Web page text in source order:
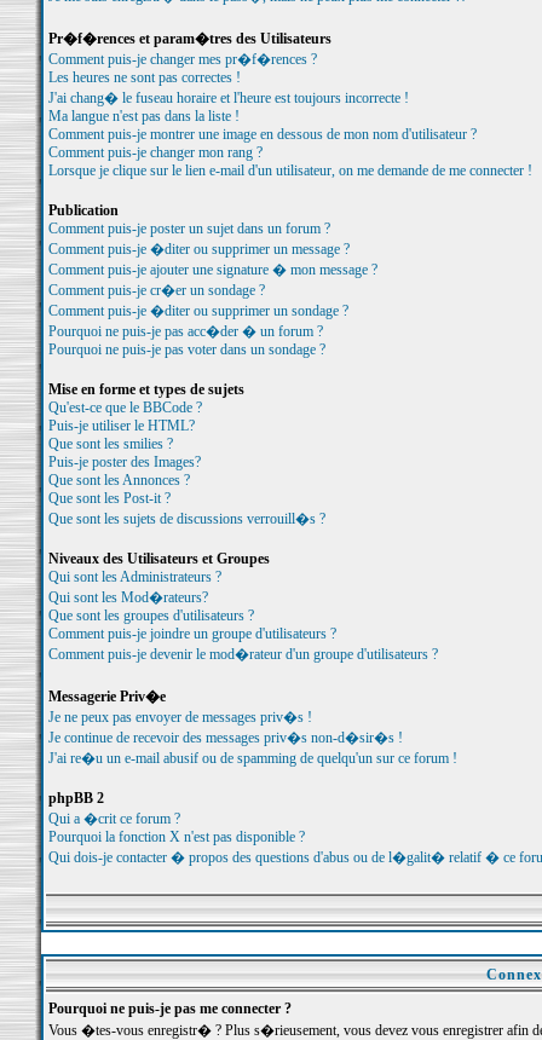
Pr�f�rences et param�tres des Utilisateurs
Comment puis-je changer mes pr�f�rences ?
Les heures ne sont pas correctes !
J'ai chang� le fuseau horaire et l'heure est toujours incorrecte !
Ma langue n'est pas dans la liste !
Comment puis-je montrer une image en dessous de mon nom d'utilisateur ?
Comment puis-je changer mon rang ?
Lorsque je clique sur le lien e-mail d'un utilisateur, on me demande de me connecter !
Publication
Comment puis-je poster un sujet dans un forum ?
Comment puis-je �diter ou supprimer un message ?
Comment puis-je ajouter une signature � mon message ?
Comment puis-je cr�er un sondage ?
Comment puis-je �diter ou supprimer un sondage ?
Pourquoi ne puis-je pas acc�der � un forum ?
Pourquoi ne puis-je pas voter dans un sondage ?
Mise en forme et types de sujets
Qu'est-ce que le BBCode ?
Puis-je utiliser le HTML?
Que sont les smilies ?
Puis-je poster des Images?
Que sont les Annonces ?
Que sont les Post-it ?
Que sont les sujets de discussions verrouill�s ?
Niveaux des Utilisateurs et Groupes
Qui sont les Administrateurs ?
Qui sont les Mod�rateurs?
Que sont les groupes d'utilisateurs ?
Comment puis-je joindre un groupe d'utilisateurs ?
Comment puis-je devenir le mod�rateur d'un groupe d'utilisateurs ?
Messagerie Priv�e
Je ne peux pas envoyer de messages priv�s !
Je continue de recevoir des messages priv�s non-d�sir�s !
J'ai re�u un e-mail abusif ou de spamming de quelqu'un sur ce forum !
phpBB 2
Qui a �crit ce forum ?
Pourquoi la fonction X n'est pas disponible ?
Qui dois-je contacter � propos des questions d'abus ou de l�galit� relatif � ce
Pourquoi ne puis-je pas me connecter ?
Vous �tes-vous enregistr� ? Plus s�rieusement, vous devez vous enregistrer